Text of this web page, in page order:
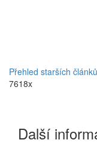
Přehled starších článků
7618x
Další